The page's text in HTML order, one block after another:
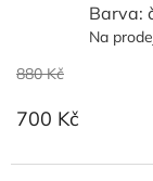
Barva:
Na
880 Kč
700 Kč